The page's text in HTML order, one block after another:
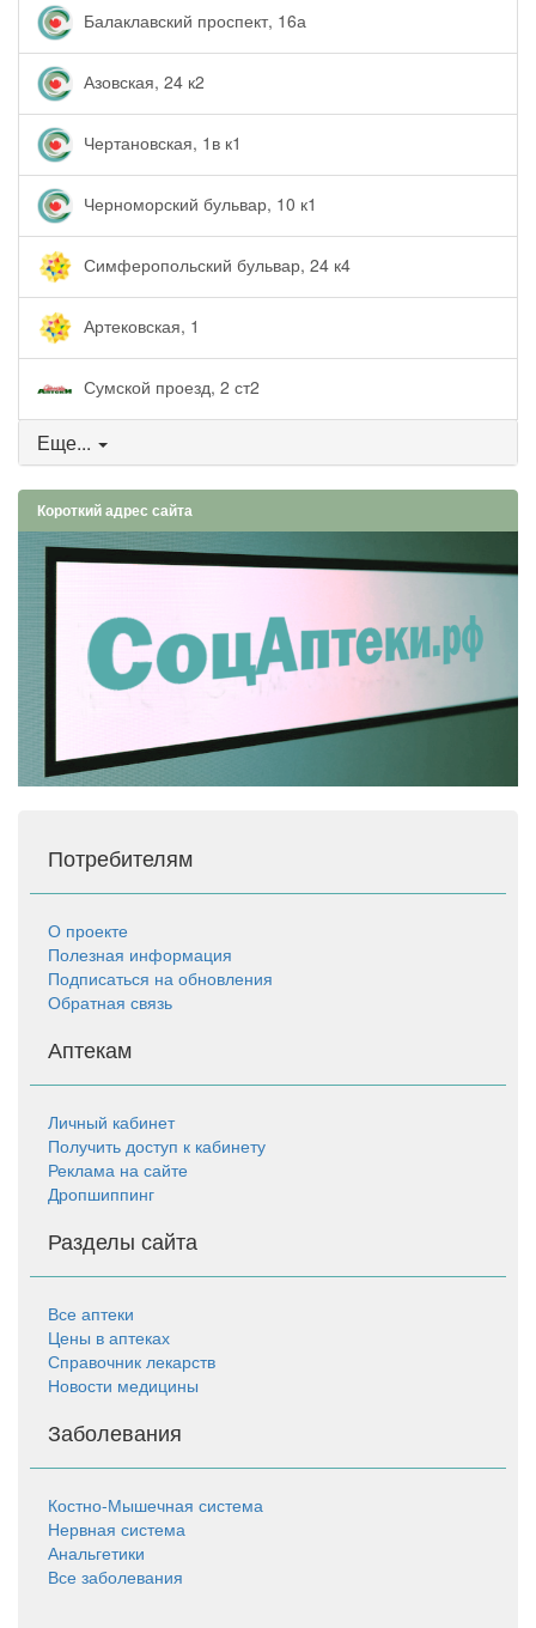
Балаклавский проспект, 16а
Азовская, 24 к2
Чертановская, 1в к1
Черноморский бульвар, 10 к1
Симферопольский бульвар, 24 к4
Артековская, 1
Сумской проезд, 2 ст2
Еще...
Короткий адрес сайта
Потребителям
О проекте
Полезная информация
Подписаться на обновления
Обратная связь
Аптекам
Личный кабинет
Получить доступ к кабинету
Реклама на сайте
Дропшиппинг
Разделы сайта
Все аптеки
Цены в аптеках
Справочник лекарств
Новости медицины
Заболевания
Костно-Мышечная система
Нервная система
Анальгетики
Все заболевания